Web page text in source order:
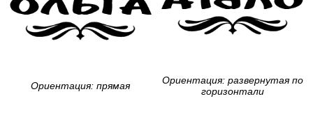
Ориентация: прямая
Ориентация: развернутая по
горизонтали